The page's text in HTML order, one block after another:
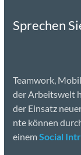
Sprechen
Team­work,
der Arbeitswelt
der Ein­satz
nte kön­nen
einemSocial